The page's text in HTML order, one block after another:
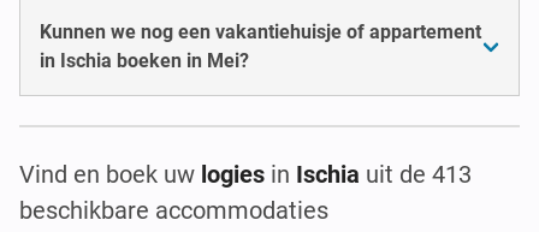
Kunnen we nog een vakantiehuisje of appartement
in Ischia boeken in Mei?
Vind en boek uw logies in Ischia uit de 413
beschikbare accommodaties